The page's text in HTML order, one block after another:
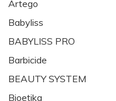
Artego
Babyliss
BABYLISS PRO
Barbicide
BEAUTY SYSTEM
Bioetika